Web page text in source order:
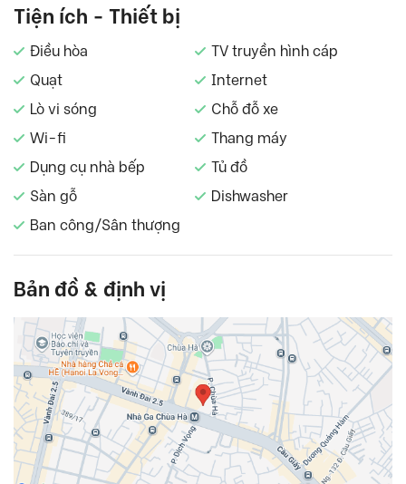
Tiện ích - Thiết bị
Điều hòa
TV truyền hình cáp
Quạt
Internet
Lò vi sóng
Chỗ đỗ xe
Wi-fi
Thang máy
Dụng cụ nhà bếp
Tủ đồ
Sàn gỗ
Dishwasher
Ban công/Sân thượng
Bản đồ & định vị